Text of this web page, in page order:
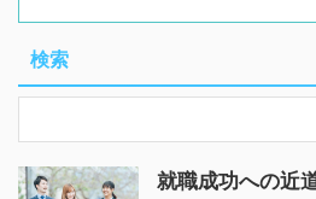
検索
就職成功への近